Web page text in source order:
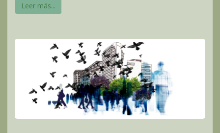
Leer más...